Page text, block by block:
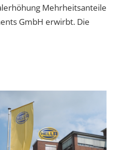
Mehrheitsanteile
GmbH erwirbt. Die